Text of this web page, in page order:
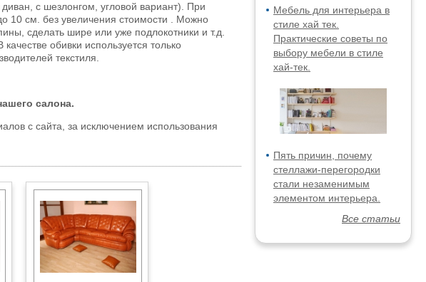
Мебель для интерьера в
стиле хай тек.
Практические советы по
выбору мебели в стиле
хай-тек.
Пять причин, почему
стеллажи-перегородки
стали незаменимым
элементом интерьера.
Все статьи
с шезлонгом, угловой вариант). При
10 см. без увеличения стоимости . Можно
сделать шире или уже подлокотники и т.д.
обивки используется только
текстиля.
салона.
с сайта, за исключением использования